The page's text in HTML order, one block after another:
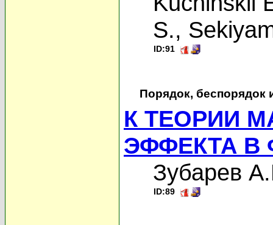
S.,
ID:91
Порядок, беспорядок
К ТЕОРИИ
ЭФФЕКТА В
Зубарев
ID:89